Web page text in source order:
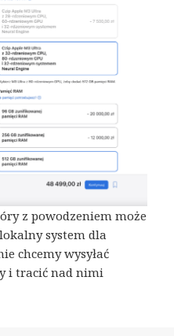
z powodzeniem może
system dla
chcemy wysyłać
i tracić nad nimi